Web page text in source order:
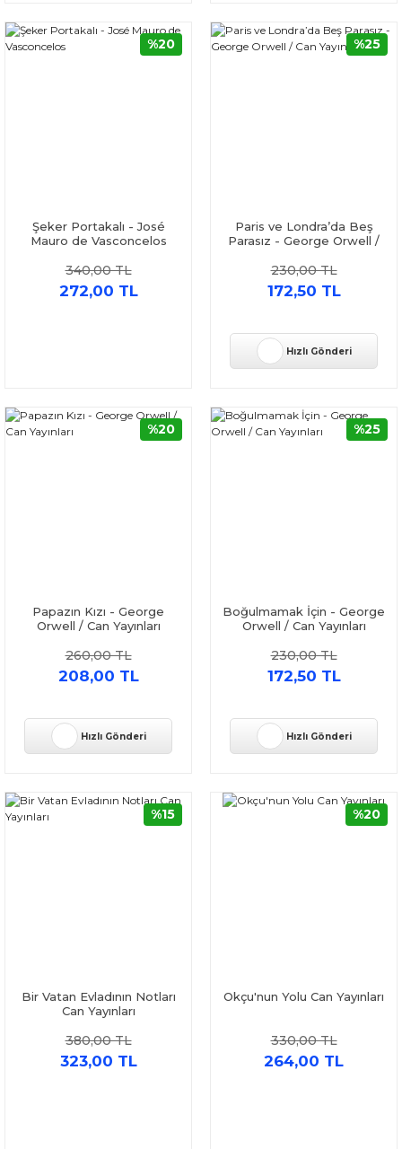
Şeker Portakalı - José
Mauro de Vasconcelos
340,00 TL
272,00 TL
%20
Paris ve Londra’da Beş
Parasız - George Orwell /
230,00 TL
172,50 TL
%25
Hızlı Gönderi
Papazın Kızı - George
Orwell / Can Yayınları
260,00 TL
208,00 TL
%20
Hızlı Gönderi
Boğulmamak İçin - George
Orwell / Can Yayınları
230,00 TL
172,50 TL
%25
Hızlı Gönderi
Bir Vatan Evladının Notları
Can Yayınları
380,00 TL
323,00 TL
%15
Okçu'nun Yolu Can Yayınları
330,00 TL
264,00 TL
%20